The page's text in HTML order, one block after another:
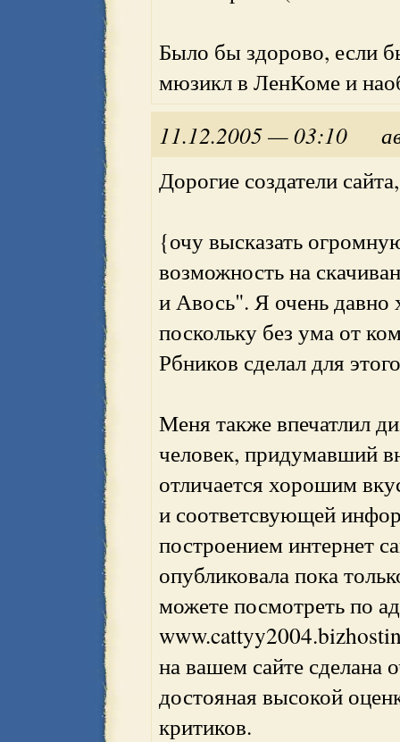
Было бы здорово, если
мюзикл в ЛенКоме и
11.12.2005 — 03:10
Дорогие создатели сайта,
{очу высказать
возможность на
и Авось". Я очень давно
поскольку без ума от
Рбников сделал для
Меня также впечатлил
человек, придумавший
отличается хорошим
и соответсвующей
построением интернет
опубликовала пока
можете посмотреть по
на вашем сайте сделана
достояная высокой
критиков.